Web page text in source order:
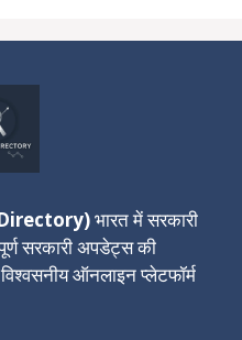
Directory)भारत में सरकारी
सरकारी अपडेट्स की
ऑनलाइन प्लेटफॉर्म